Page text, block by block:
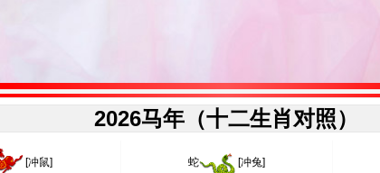
2026马年（十二生肖对照）
[冲鼠] 蛇 [冲兔]